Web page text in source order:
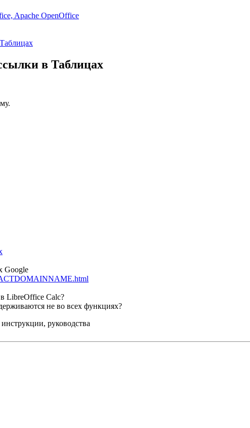
Apache OpenOffice
в Таблицах
Google
в LibreOffice Calc?
не во всех функциях?
руководства